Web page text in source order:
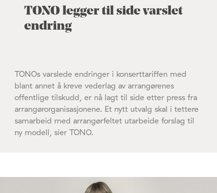
TONO legger til side varslet
endring
TONOs varslede endringer i konserttariffen med
blant annet å kreve vederlag av arrangørenes
offentlige tilskudd, er nå lagt til side etter press fra
arrangørorganisasjonene. Et nytt utvalg skal i tettere
samarbeid med arrangørfeltet utarbeide forslag til
ny modell, sier TONO.